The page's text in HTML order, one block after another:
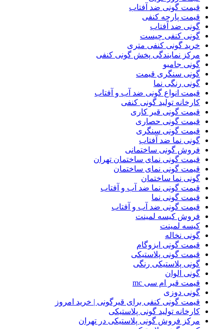
قیمت گونی ضد آفتاب
قیمت پارچه کنفی
گونی ضد آفتاب
گونی کنفی چیست
خرید گونی کنفی متری
مرکز نمایندگی پخش گونی کنفی
گونی جامبو
گونی سنگری قیمت
گونی رنگی نما
قیمت انواع گونی ضد آب و آفتاب
کارخانه تولید گونی کنفی
قیمت گونی قیر کاری
قیمت گونی حصاری
قیمت گونی سنگری
گونی نما ضد آفتاب
فروش گونی ساختمانی
قیمت گونی نمای ساختمان تهران
قیمت گونی نمای ساختمان
گونی نما ساختمان
قیمت گونی نما ضد آب و آفتاب
قیمت گونی نما
قیمت گونی ضد آب و آفتاب
فروش کیسه لمینت
کیسه لمینت
گونی نخاله
قیمت گونی ایزوگام
قیمت گونی پلاستیکی
گونی پلاستیکی رنگی
گونی الوان
قیمت قیر ام سی mc
گونی دوزی
قیمت گونی کنفی برای قیرگونی | خرید امروز
کارخانه تولید گونی پلاستیکی
مرکز فروش گونی پلاستیکی در تهران